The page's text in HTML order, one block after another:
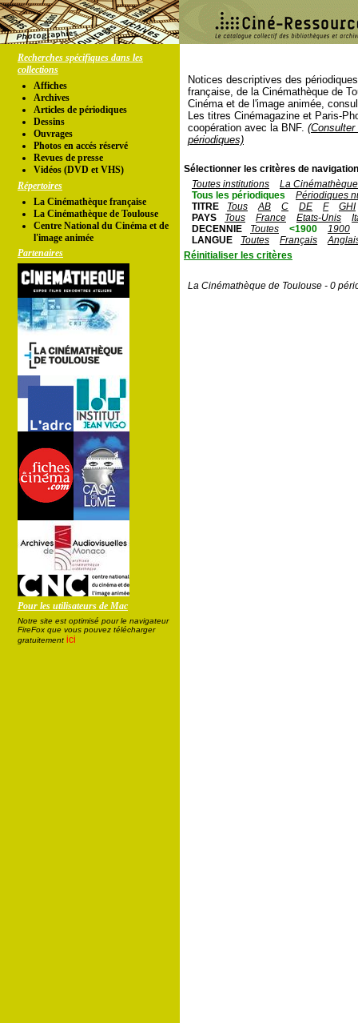
Recherches spécifiques dans les
collections
Affiches
Archives
Articles de périodiques
Dessins
Ouvrages
Photos en accés réservé
Revues de presse
Vidéos (DVD et VHS)
Répertoires
La Cinémathèque française
La Cinémathèque de Toulouse
Centre National du Cinéma et de
l'image animée
Partenaires
Pour les utilisateurs de Mac
Notre site est optimisé pour le navigateur
FireFox que vous pouvez télécharger
gratuitement ici
Notices descriptives des
française, de la Cinémathèque de
Cinéma et de l'image animée,
Les titres Cinémagazine et Paris-
coopération avec la BNF.
périodiques)
Sélectionner les critères de
Toutes institutions
La
Tous les périodiques
Périodiques
TITRE
Tous AB C DE F
GHI
PAYS
Tous France Etats-Unis
DECENNIE
Toutes <1900
1900
LANGUE
Toutes Français
Réinitialiser les critères
La Cinémathèque de Toulouse - 0